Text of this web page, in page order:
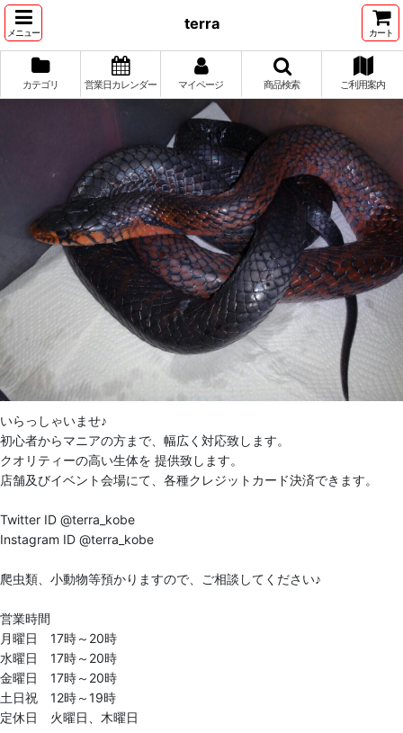
メニュー
terra
カート
カテゴリ 営業日カレンダー マイページ 商品検索 ご利用案内
いらっしゃいませ♪
初心者からマニアの方まで、幅広く対応致します。
クオリティーの高い生体を 提供致します。
店舗及びイベント会場にて、各種クレジットカード決済できます。
Twitter ID @terra_kobe
Instagram ID @terra_kobe
爬虫類、小動物等預かりますので、ご相談してください♪
営業時間
月曜日 17時～20時
水曜日 17時～20時
金曜日 17時～20時
土日祝 12時～19時
定休日 火曜日、木曜日